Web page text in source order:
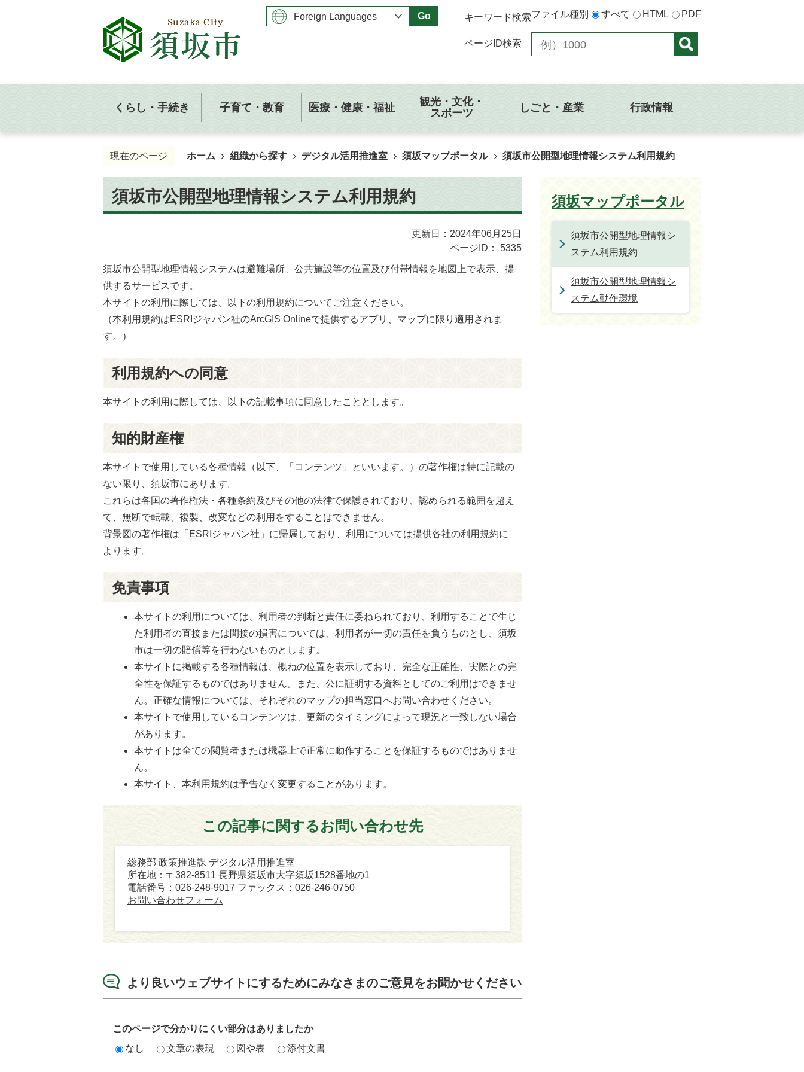
Go キーワード検索ファイル種別 すべて HTML PDF
ページID検索
くらし・手続き 子育て・教育 医療・健康・福祉
観光・文化・
スポーツ
しごと・産業 行政情報
現在のページ ホーム 組織から探す デジタル活用推進室 須坂マップポータル 須坂市公開型地理情報システム利用規約
須坂市公開型地理情報システム利用規約
更新日：2024年06月25日
ページID：
5335
須坂市公開型地理情報システムは避難場所、公共施設等の位置及び付帯情報を地図上で表示、提
供するサービスです。
本サイトの利用に際しては、以下の利用規約についてご注意ください。
（本利用規約はESRIジャパン社のArcGIS Onlineで提供するアプリ、マップに限り適用されま
す。）
利用規約への同意
本サイトの利用に際しては、以下の記載事項に同意したこととします。
知的財産権
本サイトで使用している各種情報（以下、「コンテンツ」といいます。）の著作権は特に記載の
ない限り、須坂市にあります。
これらは各国の著作権法・各種条約及びその他の法律で保護されており、認められる範囲を超え
て、無断で転載、複製、改変などの利用をすることはできません。
背景図の著作権は「ESRIジャパン社」に帰属しており、利用については提供各社の利用規約に
よります。
免責事項
本サイトの利用については、利用者の判断と責任に委ねられており、利用することで生じ
た利用者の直接または間接の損害については、利用者が一切の責任を負うものとし、須坂
市は一切の賠償等を行わないものとします。
本サイトに掲載する各種情報は、概ねの位置を表示しており、完全な正確性、実際との完
全性を保証するものではありません。また、公に証明する資料としてのご利用はできませ
ん。正確な情報については、それぞれのマップの担当窓口へお問い合わせください。
本サイトで使用しているコンテンツは、更新のタイミングによって現況と一致しない場合
があります。
本サイトは全ての閲覧者または機器上で正常に動作することを保証するものではありませ
ん。
本サイト、本利用規約は予告なく変更することがあります。
この記事に関するお問い合わせ先
総務部 政策推進課 デジタル活用推進室
所在地：〒382-8511 長野県須坂市大字須坂1528番地の1
電話番号：026-248-9017 ファックス：026-246-0750
お問い合わせフォーム
より良いウェブサイトにするためにみなさまのご意見をお聞かせください
このページで分かりにくい部分はありましたか
なし
文章の表現 図や表 添付文書
須坂マップポータル
須坂市公開型地理情報シ
ステム利用規約
須坂市公開型地理情報シ
ステム動作環境